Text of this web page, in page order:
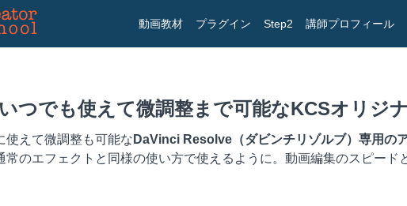
動画教材 プラグイン Step2 講師プロフィール
つでも使えて微調整まで可能なKCSオリジ
使えて微調整も可能な DaVinci Resolve（ダビンチリゾルブ）専用の
常のエフェクトと同様の使い方で使えるように。動画編集のスピード